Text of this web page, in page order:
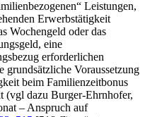
Leistungen,
Erwerbstätigkeit
Wochengeld oder das
eine
erforderlichen
Voraussetzung
beim Familienzeitbonus
(vgl dazu Burger-Ehrnhofer,
– Anspruch auf